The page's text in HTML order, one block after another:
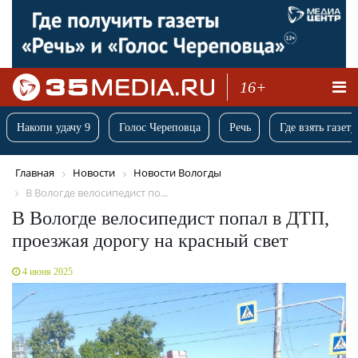
16+
Накопи удачу 9 Голос Череповца Речь Где взять
Главная Новости
Новости Вологды
В Вологде велосипедист по...
В Вологде велосипедист попал в ДТП,
проезжая дорогу на красный свет
4 июня 2025